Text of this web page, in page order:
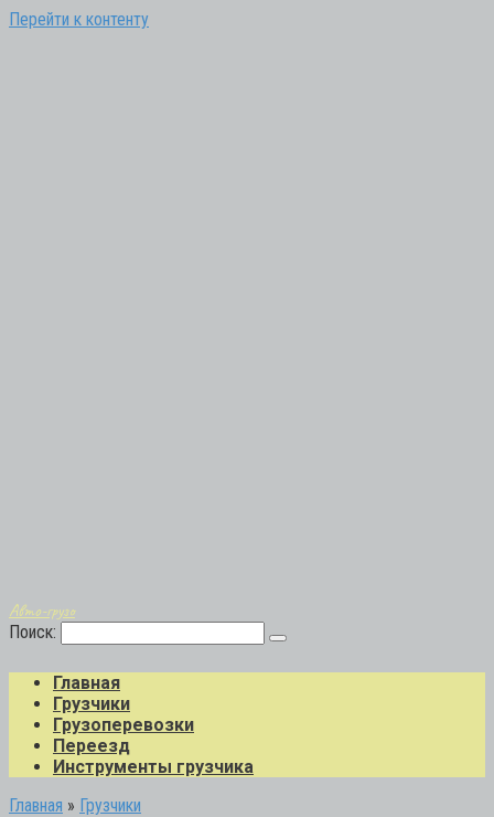
Перейти к контенту
Авто-грузо
Поиск:
Главная
Грузчики
Грузоперевозки
Переезд
Инструменты грузчика
Главная » Грузчики